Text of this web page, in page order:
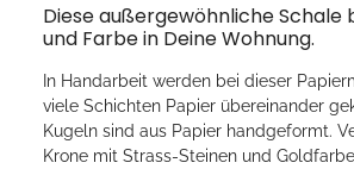
Diese außergewöhnliche Schale
und Farbe in Deine Wohnung.
In Handarbeit werden bei dieser
viele Schichten Papier übereinander
Kugeln sind aus Papier handgeformt.
Krone mit Strass-Steinen und